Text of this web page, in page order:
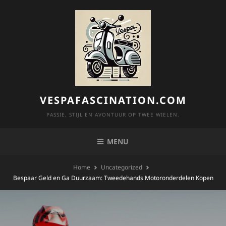
VESPAFASCINATION.COM
PASSIE, STIJL EN AVONTUUR OP TWEE WIELEN.
MENU
Home
Uncategorized
Bespaar Geld en Ga Duurzaam: Tweedehands Motoronderdelen Kopen